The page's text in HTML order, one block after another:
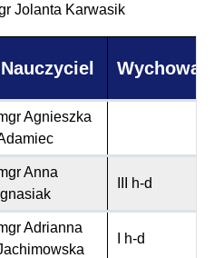
Jolanta Karwasik
Nauczyciel
Agnieszka
Anna
Ignasiak
III h-d
Adrianna
I h-d